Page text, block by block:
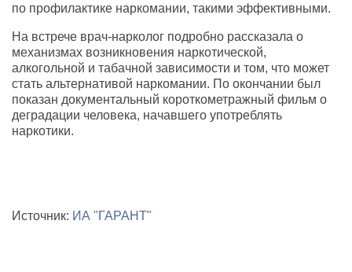
по профилактике наркомании, такими эффективными.
На встрече врач-нарколог подробно рассказала о
механизмах возникновения наркотической,
алкогольной и табачной зависимости и том, что может
стать альтернативой наркомании. По окончании был
показан документальный короткометражный фильм о
деградации человека, начавшего употреблять
наркотики.
Источник: ИА "ГАРАНТ"